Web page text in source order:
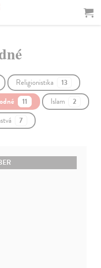
Religionistika 13
11 Islam 2
7